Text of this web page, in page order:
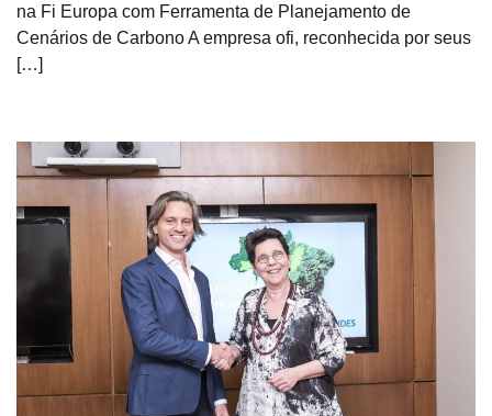
na Fi Europa com Ferramenta de Planejamento de
Cenários de Carbono A empresa ofi, reconhecida por seus
[…]